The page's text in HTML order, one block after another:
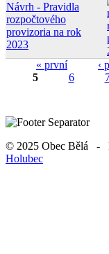
Návrh - Pravidla
rozpočtového
provizoria na rok
2023
Stránky
« první ‹
5
6
© 2025 Obec Bělá -
Holubec